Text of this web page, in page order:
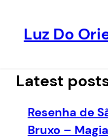
conteúdo
Luz Do
Latest
Resenha de
Bruxo –